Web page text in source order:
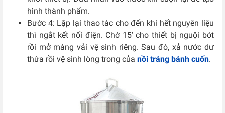
hình thành phẩm.
Bước 4: Lặp lại thao tác cho đến khi hết nguyên liệu
thì ngắt kết nối điện. Chờ 15′ cho thiết bị nguội bớt
rồi mở màng vải vệ sinh riêng. Sau đó, xả nước dư
thừa rồi vệ sinh lòng trong của nồi tráng bánh cuốn.